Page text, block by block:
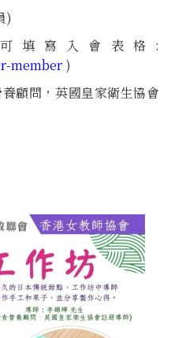
)
填寫入會表格:
member )
顧問，英國皇家衛生協會